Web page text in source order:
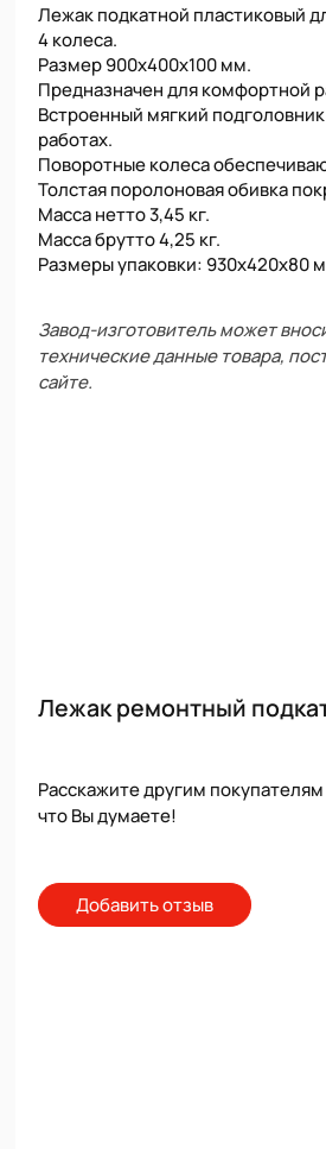
Лежак подкатной пластиковый
4 колеса.
Размер 900х400х100 мм.
Предназначен для комфортной
Встроенный мягкий
работах.
Поворотные колеса
Толстая поролоновая обивка
Масса нетто 3,45 кг.
Масса брутто 4,25 кг.
Размеры упаковки: 930x420x80
Завод-изготовитель может
технические данные товара,
сайте.
Лежак ремонтный
Расскажите другим
что Вы думаете!
Добавить отзыв